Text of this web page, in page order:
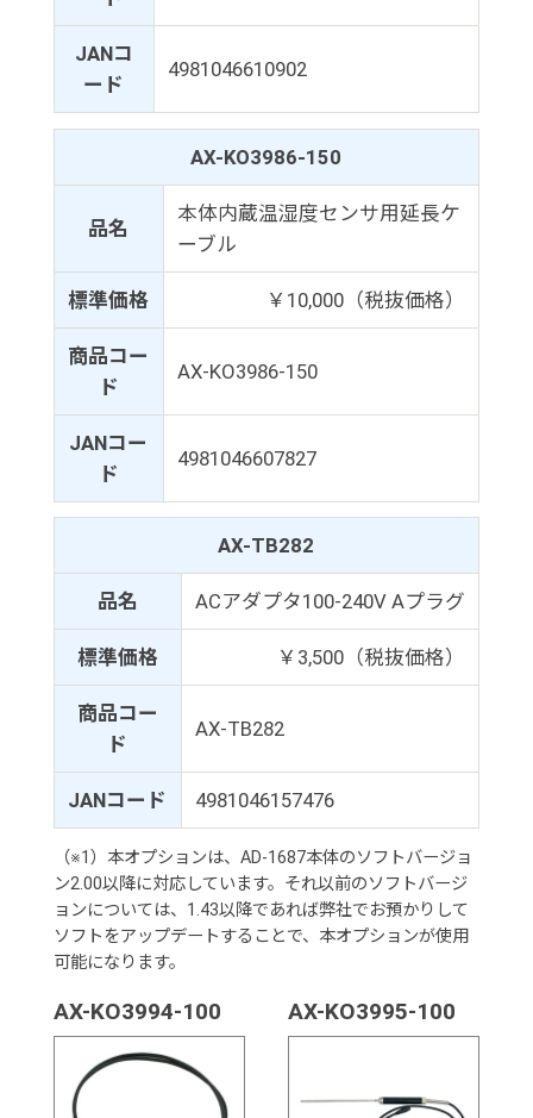
JANコ
ード
4981046610902
AX-KO3986-150
品名
本体内蔵温湿度センサ用延長ケ
ーブル
標準価格 ￥10,000（税抜価格）
商品コー
ド
AX-KO3986-150
JANコー
ド
4981046607827
AX-TB282
品名 ACアダプタ100-240V Aプラグ
標準価格 ￥3,500（税抜価格）
商品コー
ド
AX-TB282
JANコード 4981046157476
（※1）本オプションは、AD-1687本体のソフトバージョ
ン2.00以降に対応しています。それ以前のソフトバージ
ョンについては、1.43以降であれば弊社でお預かりして
ソフトをアップデートすることで、本オプションが使用
可能になります。
AX-KO3994-100 AX-KO3995-100